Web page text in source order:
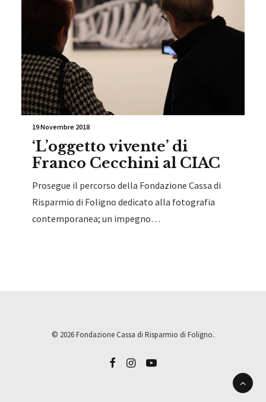
19 Novembre 2018
‘L’oggetto vivente’ di
Franco Cecchini al CIAC
Prosegue il percorso della Fondazione Cassa di
Risparmio di Foligno dedicato alla fotografia
contemporanea; un impegno…
© 2026 Fondazione Cassa di Risparmio di Foligno.